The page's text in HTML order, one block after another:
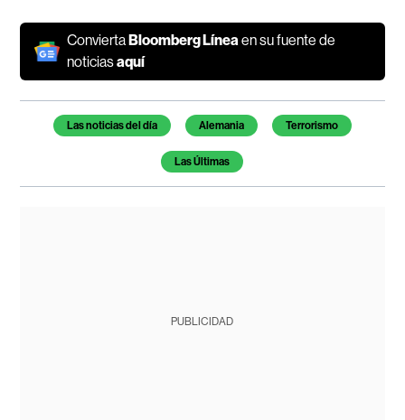
ConviertaBloomberg Líneaen su fuente de
noticiasaquí
Temas de este artículo
Las noticias del día Alemania Terrorismo
Las Últimas
PUBLICIDAD